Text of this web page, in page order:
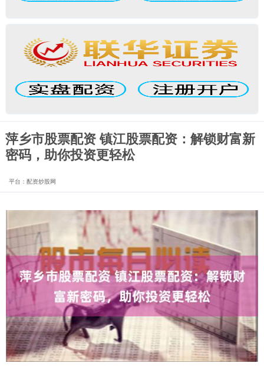
萍乡市股票配资 镇江股票配资：解锁财富新
密码，助你投资更轻松
平台：配资炒股网